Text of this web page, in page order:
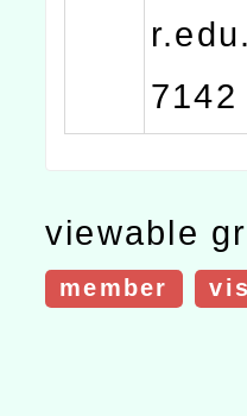
7142
viewable
member